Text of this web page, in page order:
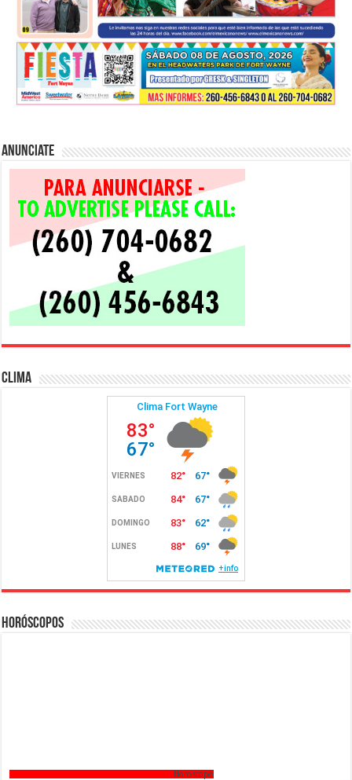
Anunciate
Clima
Horóscopos
Horoscopo